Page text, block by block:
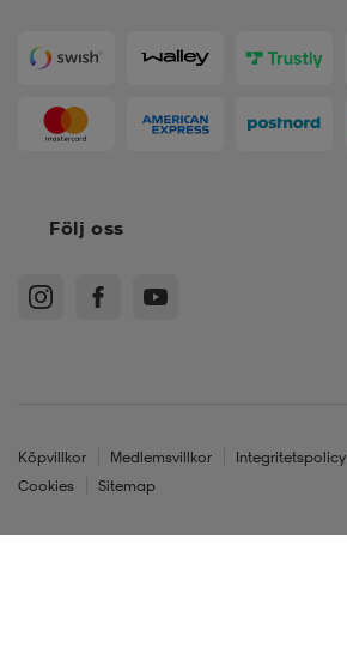
Följ oss
Köpvillkor Medlemsvillkor Integritetspolicy
Cookies
Sitemap